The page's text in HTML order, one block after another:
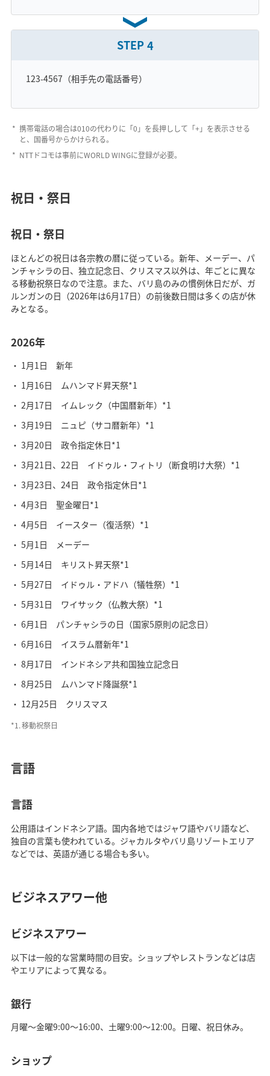
STEP 4
123-4567（相手先の電話番号）
携帯電話の場合は010の代わりに「0」を長押しして「+」を表示させる
と、国番号からかけられる。
NTTドコモは事前にWORLD WINGに登録が必要。
祝日・祭日
祝日・祭日
ほとんどの祝日は各宗教の暦に従っている。新年、メーデー、パ
ンチャシラの日、独立記念日、クリスマス以外は、年ごとに異な
る移動祝祭日なので注意。また、バリ島のみの慣例休日だが、ガ
ルンガンの日（2026年は6月17日）の前後数日間は多くの店が休
みとなる。
2026年
1月1日 新年
1月16日 ムハンマド昇天祭*1
2月17日 イムレック（中国暦新年）*1
3月19日 ニュピ（サコ暦新年）*1
3月20日 政令指定休日*1
3月21日、22日 イドゥル・フィトリ（断食明け大祭）*1
3月23日、24日 政令指定休日*1
4月3日 聖金曜日*1
4月5日 イースター（復活祭）*1
5月1日 メーデー
5月14日 キリスト昇天祭*1
5月27日 イドゥル・アドハ（犠牲祭）*1
5月31日 ワイサック（仏教大祭）*1
6月1日 パンチャシラの日（国家5原則の記念日）
6月16日 イスラム暦新年*1
8月17日 インドネシア共和国独立記念日
8月25日 ムハンマド降誕祭*1
12月25日 クリスマス
*1.移動祝祭日
言語
言語
公用語はインドネシア語。国内各地ではジャワ語やバリ語など、
独自の言葉も使われている。ジャカルタやバリ島リゾートエリア
などでは、英語が通じる場合も多い。
ビジネスアワー他
ビジネスアワー
以下は一般的な営業時間の目安。ショップやレストランなどは店
やエリアによって異なる。
銀行
月曜～金曜9:00～16:00、土曜9:00～12:00。日曜、祝日休み。
ショップ